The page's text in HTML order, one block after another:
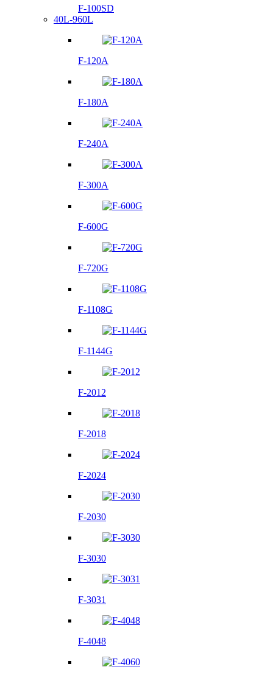
F-100SD
40L-960L
F-120A
F-180A
F-240A
F-300A
F-600G
F-720G
F-1108G
F-1144G
F-2012
F-2018
F-2024
F-2030
F-3030
F-3031
F-4048